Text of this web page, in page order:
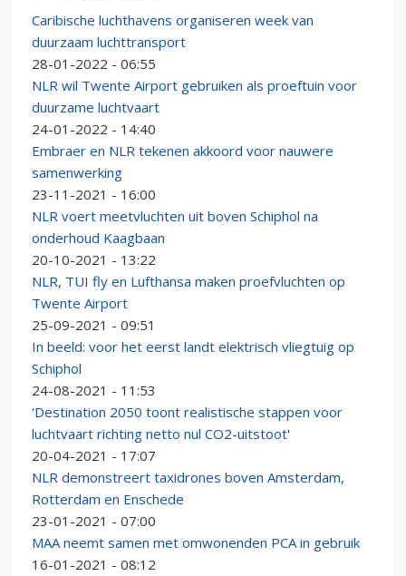
Caribische luchthavens organiseren week van
duurzaam luchttransport
28-01-2022 - 06:55
NLR wil Twente Airport gebruiken als proeftuin voor
duurzame luchtvaart
24-01-2022 - 14:40
Embraer en NLR tekenen akkoord voor nauwere
samenwerking
23-11-2021 - 16:00
NLR voert meetvluchten uit boven Schiphol na
onderhoud Kaagbaan
20-10-2021 - 13:22
NLR, TUI fly en Lufthansa maken proefvluchten op
Twente Airport
25-09-2021 - 09:51
In beeld: voor het eerst landt elektrisch vliegtuig op
Schiphol
24-08-2021 - 11:53
'Destination 2050 toont realistische stappen voor
luchtvaart richting netto nul CO2-uitstoot'
20-04-2021 - 17:07
NLR demonstreert taxidrones boven Amsterdam,
Rotterdam en Enschede
23-01-2021 - 07:00
MAA neemt samen met omwonenden PCA in gebruik
16-01-2021 - 08:12